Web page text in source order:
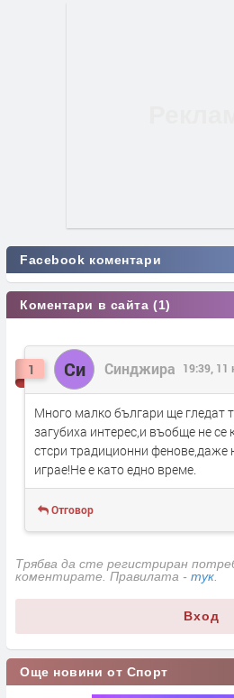
Facebook коментари
Коментари в сайта (1)
1 Си Синджира 19:39, 11
Много малко българи ще гледат
загубиха интерес,и въобще не
стсри традиционни фенове,даже
играе!Не е като едно време.
Отговор
Трябва да сте регистриран
коментирате. Правилата - тук.
Вход
Още новини от Спорт